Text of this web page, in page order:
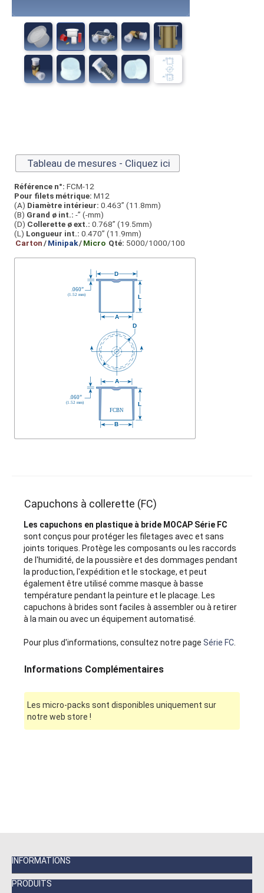
Tableau de mesures - Cliquez ici
Référence n°: FCM-12
Pour filets métrique: M12
(A) Diamètre intérieur: 0.463” (11.8mm)
(B) Grand ø int.: -” (-mm)
(D) Collerette ø ext.: 0.768” (19.5mm)
(L) Longueur int.: 0.470” (11.9mm)
Carton/Minipak/Micro Qté: 5000/1000/100
Capuchons à collerette (FC)
Les capuchons en plastique à bride MOCAP Série FC
sont conçus pour protéger les filetages avec et sans
joints toriques. Protège les composants ou les raccords
de l'humidité, de la poussière et des dommages pendant
la production, l'expédition et le stockage, et peut
également être utilisé comme masque à basse
température pendant la peinture et le placage. Les
capuchons à brides sont faciles à assembler ou à retirer
à la main ou avec un équipement automatisé.
Pour plus d'informations, consultez notre pageSérie FC
Informations Complémentaires
Les micro-packs sont disponibles uniquement sur
notre web store !
INFORMATIONS
PRODUITS